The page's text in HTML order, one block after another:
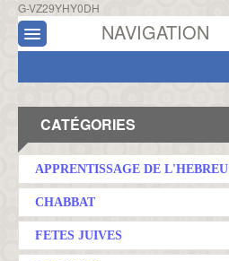
G-VZ29YHY0DH
NAVIGATION
CATÉGORIES
APPRENTISSAGE DE L'HEBREU
CHABBAT
FETES JUIVES